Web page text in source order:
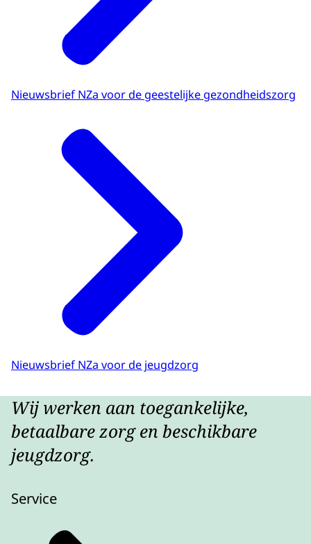
Nieuwsbrief NZa voor de geestelijke gezondheidszorg
Nieuwsbrief NZa voor de jeugdzorg
Wij werken aan toegankelijke,
betaalbare zorg en beschikbare
jeugdzorg.
Service